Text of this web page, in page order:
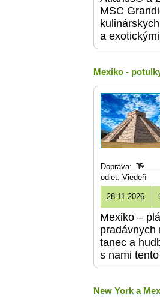
MSC
a
Mexiko -
Doprava:
odlet: Viedeň
28.11.2026
Mexiko –
pradávnych
tanec a
s nami
New York a